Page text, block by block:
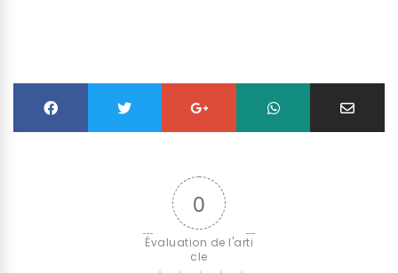
0
Évaluation de l'arti
cle